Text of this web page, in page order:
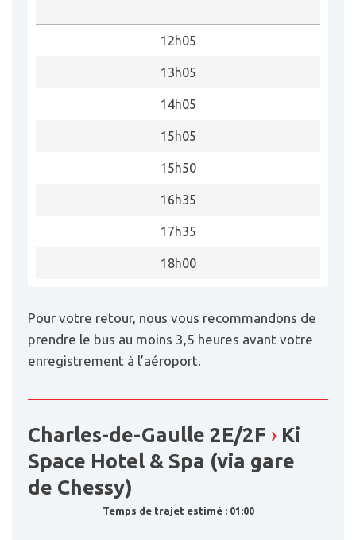
12h05
13h05
14h05
15h05
15h50
16h35
17h35
18h00
Pour votre retour, nous vous recommandons de
prendre le bus au moins 3,5 heures avant votre
enregistrement à l’aéroport.
Charles-de-Gaulle 2E/2F › Ki
Space Hotel & Spa (via gare
de Chessy)
Temps de trajet estimé : 01:00